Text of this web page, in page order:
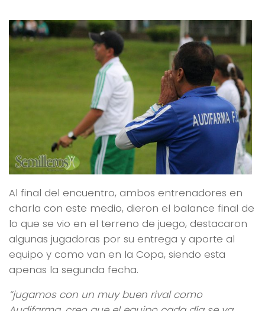
Al final del encuentro, ambos entrenadores en
charla con este medio, dieron el balance final de
lo que se vio en el terreno de juego, destacaron
algunas jugadoras por su entrega y aporte al
equipo y como van en la Copa, siendo esta
apenas la segunda fecha.
“jugamos con un muy buen rival como